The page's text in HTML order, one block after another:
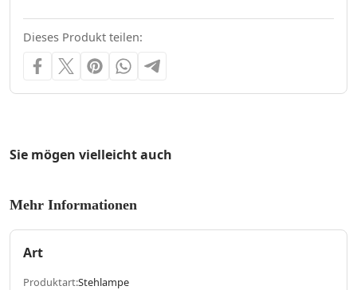
Dieses Produkt teilen:
Sie mögen vielleicht auch
Mehr Informationen
Art
Produktart:Stehlampe